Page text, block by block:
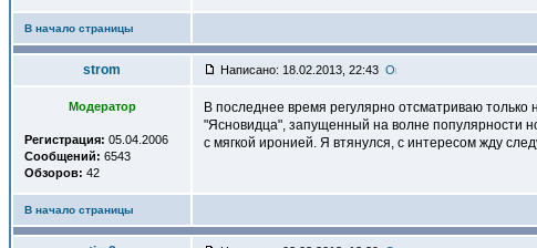
В начало страницы
strom Написано: 18.02.2013, 22:43
Модератор
Регистрация: 05.04.2006
Сообщений: 6543
Обзоров: 42
В последнее время регулярно отсматриваю
"Ясновидца", запущенный на волне популярности
с мягкой иронией. Я втянулся, с интересом жду
В начало страницы